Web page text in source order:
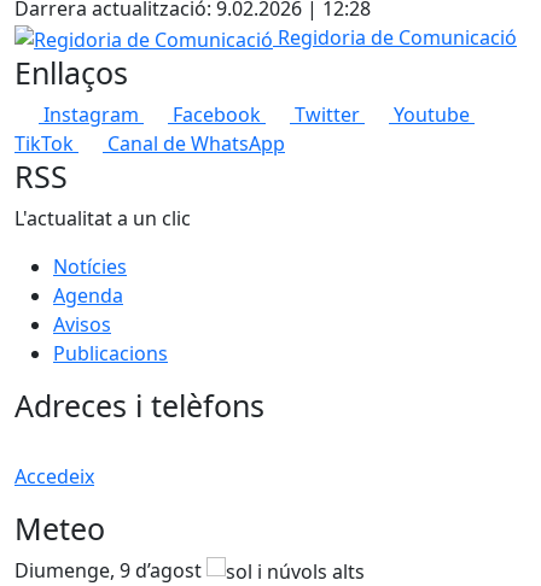
Darrera actualització: 9.02.2026 | 12:28
Regidoria de Comunicació
Regidoria de Comunicació
Enllaços
Instagram Facebook Twitter
Youtube
TikTok
Canal de WhatsApp
RSS
L'actualitat a un clic
Notícies
Agenda
Avisos
Publicacions
Adreces i telèfons
Accedeix
Meteo
Diumenge, 9 d’agost